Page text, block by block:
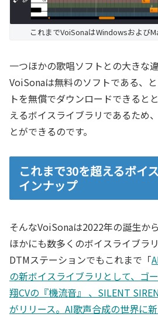
これまでVoiSonaはWindowsおよび
一つほかの歌唱ソフトとの大きな
VoiSonaは無料のソフトである、
トを無償でダウンロードできると
えるボイスライブラリであるため
とができるのです。
これまで30を超えるボイ
インナップ
そんなVoiSonaは2022年の誕生か
ほかにも数多くのボイスライブラ
DTMステーションでもこれまで「
の新ボイスライブラリとして、ゴ
翔CVの『機流音』 、SILENT
がリリース。AI歌声合成の世界に